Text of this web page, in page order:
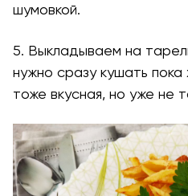
шумовкой.
5. Выкладываем на
нужно сразу кушать
тоже вкусная, но уже не